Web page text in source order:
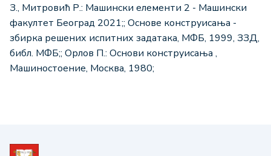
З., Митровић Р.: Машински елементи 2 - Машински
факултет Београд 2021;; Основе конструисања -
збирка решених испитних задатака, МФБ, 1999, ЗЗД,
библ. МФБ;; Орлов П.: Основи конструисања ,
Mашиностоение, Москва, 1980;